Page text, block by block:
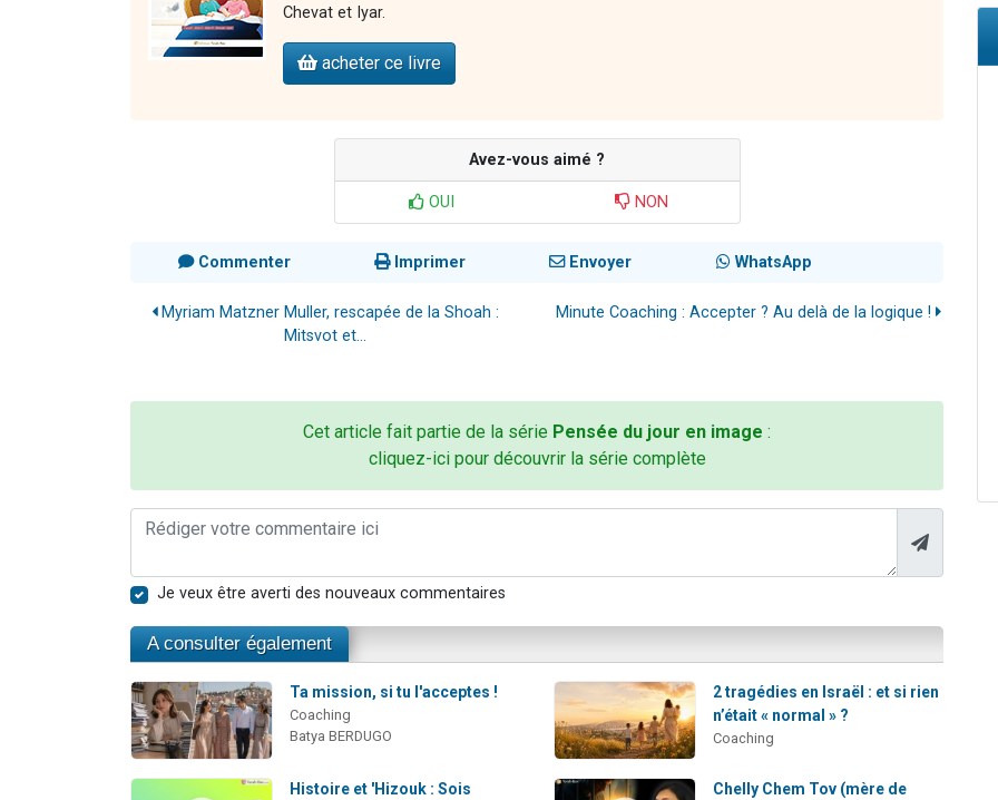
Chevat et Iyar.
acheter ce livre
Avez-vous aimé ?
OUI NON
Commenter Imprimer Envoyer WhatsApp
Myriam Matzner Muller, rescapée de la Shoah :
Mitsvot et...
Minute Coaching : Accepter ? Au delà de la logique !
Cet article fait partie de la série Pensée du jour en image :
cliquez-ici pour découvrir la série complète
Je veux être averti des nouveaux commentaires
A consulter également
Ta mission, si tu l'acceptes !
Coaching
Batya BERDUGO
2 tragédies en Israël : et si rien
n’était « normal » ?
Coaching
Histoire et 'Hizouk : Sois
Chelly Chem Tov (mère de